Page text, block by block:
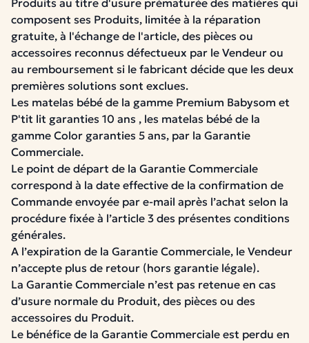
Produits au titre d'usure prématurée des matières qui
composent ses Produits, limitée à la réparation
gratuite, à l'échange de l'article, des pièces ou
accessoires reconnus défectueux par le Vendeur ou
au remboursement si le fabricant décide que les deux
premières solutions sont exclues.
Les matelas bébé de la gamme Premium Babysom et
P'tit lit garanties 10 ans , les matelas bébé de la
gamme Color garanties 5 ans, par la Garantie
Commerciale.
Le point de départ de la Garantie Commerciale
correspond à la date effective de la confirmation de
Commande envoyée par e-mail après l’achat selon la
procédure fixée à l’article 3 des présentes conditions
générales.
A l’expiration de la Garantie Commerciale, le Vendeur
n’accepte plus de retour (hors garantie légale).
La Garantie Commerciale n’est pas retenue en cas
d’usure normale du Produit, des pièces ou des
accessoires du Produit.
Le bénéfice de la Garantie Commerciale est perdu en